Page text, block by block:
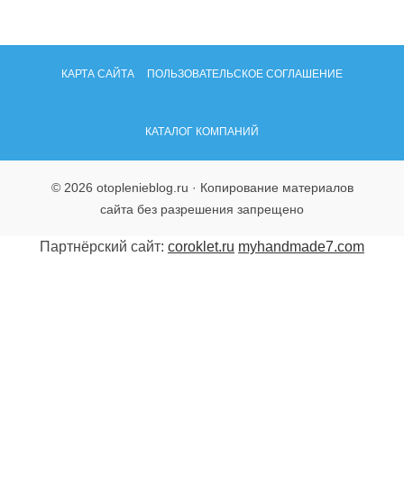
КАРТА САЙТА ПОЛЬЗОВАТЕЛЬСКОЕ СОГЛАШЕНИЕ
КАТАЛОГ КОМПАНИЙ
© 2026 otoplenieblog.ru · Копирование материалов
сайта без разрешения запрещено
Партнёрский сайт: coroklet.ru myhandmade7.com